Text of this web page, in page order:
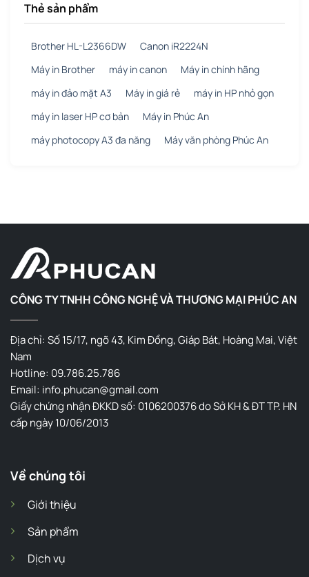
Thẻ sản phẩm
Brother HL-L2366DW
Canon iR2224N
Máy in Brother
máy in canon
Máy in chính hãng
máy in đảo mặt A3
Máy in giá rẻ
máy in HP nhỏ gọn
máy in laser HP cơ bản
Máy in Phúc An
máy photocopy A3 đa năng
Máy văn phòng Phúc An
CÔNG TY TNHH CÔNG NGHỆ VÀ THƯƠNG MẠI PHÚC AN
Địa chỉ: Số 15/17, ngõ 43, Kim Đồng, Giáp Bát, Hoàng Mai, Việt
Nam
Hotline: 09.786.25.786
Email: info.phucan@gmail.com
Giấy chứng nhận ĐKKD số: 0106200376 do Sở KH & ĐT TP. HN
cấp ngày 10/06/2013
Về chúng tôi
Giới thiệu
Sản phẩm
Dịch vụ